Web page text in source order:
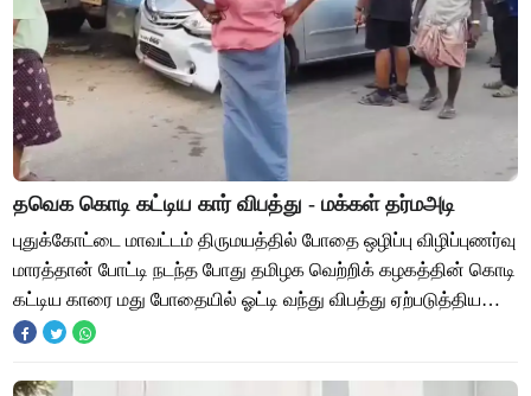
தவெக கொடி கட்டிய கார் விபத்து - மக்கள் தர்மஅடி
புதுக்கோட்டை மாவட்டம் திருமயத்தில் போதை ஒழிப்பு விழிப்புணர்வு
மாரத்தான் போட்டி நடந்த போது தமிழக வெற்றிக் கழகத்தின் கொடி
கட்டிய காரை மது போதையில் ஓட்டி வந்து விபத்து ஏற்படுத்திய
மூன்று நபர்களை பொதுமக்